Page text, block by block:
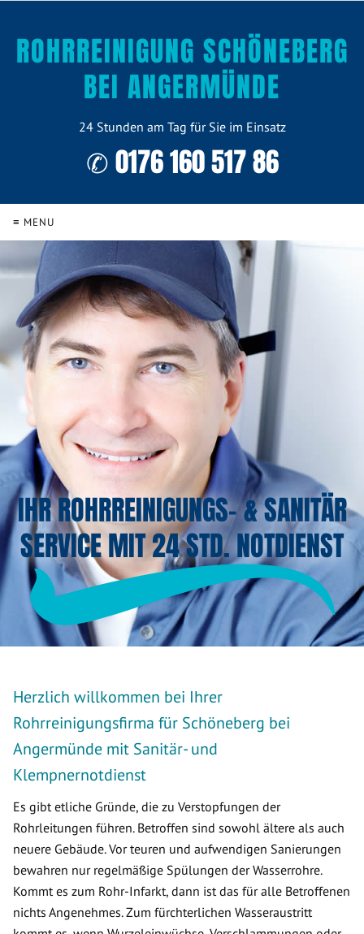
ROHRREINIGUNG SCHÖNEBERG
BEI ANGERMÜNDE
24 Stunden am Tag für Sie im Einsatz
✆ 0176 160 517 86
≡ MENU
IHR ROHRREINIGUNGS- & SANITÄR
SERVICE MIT 24 STD. NOTDIENST
Herzlich willkommen bei Ihrer
Rohrreinigungsfirma für Schöneberg bei
Angermünde mit Sanitär- und
Klempnernotdienst
Es gibt etliche Gründe, die zu Verstopfungen der
Rohrleitungen führen. Betroffen sind sowohl ältere als auch
neuere Gebäude. Vor teuren und aufwendigen Sanierungen
bewahren nur regelmäßige Spülungen der Wasserrohre.
Kommt es zum Rohr-Infarkt, dann ist das für alle Betroffenen
nichts Angenehmes. Zum fürchterlichen Wasseraustritt